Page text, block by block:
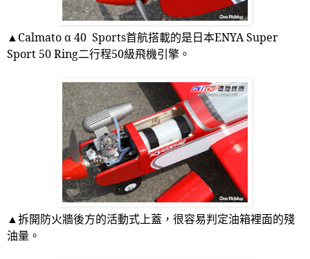
▲Calmatoα40 Sports首航搭載的是日本ENYA Super
Sport 50 Ring二行程50級飛機引擎。
▲拆開防火牆後方的活動式上蓋，很容易判定油箱裡面的殘
油量。